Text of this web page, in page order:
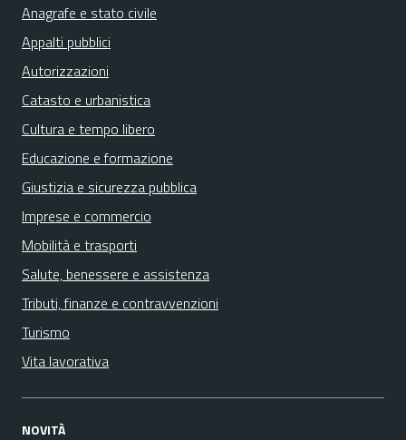
Anagrafe e stato civile
Appalti pubblici
Autorizzazioni
Catasto e urbanistica
Cultura e tempo libero
Educazione e formazione
Giustizia e sicurezza pubblica
Imprese e commercio
Mobilità e trasporti
Salute, benessere e assistenza
Tributi, finanze e contravvenzioni
Turismo
Vita lavorativa
NOVITÀ